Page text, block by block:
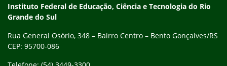
Contato
Instituto Federal de Educação, Ciência e Tecnologia do Rio
Grande do Sul
Rua General Osório, 348 – Bairro Centro – Bento Gonçalves/RS
CEP: 95700-086